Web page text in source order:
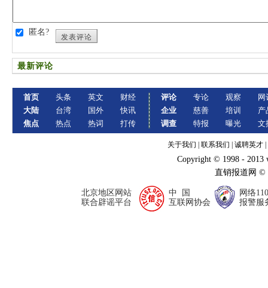
匿名?
发表评论
最新评论
首页
大陆
焦点
头条
台湾
热点
英文
国外
热词
财经
快讯
打传
评论
企业
调查
专论
慈善
特报
观察
培训
曝光
网
产
文
关于我们 联系我们 诚聘英才
Copyright © 1998 - 2013
直销报道网
北京地区网站
联合辟谣平台
中 国
互联网协会
网络110
报警服